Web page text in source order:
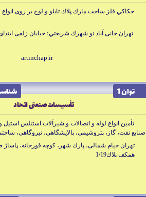
حكاكي فلز ساخت مارك پلاك تابلو و لوح بر روى انواع
تهران خانى آباد نو شهرك شريعتي؛ خيابان زلفى ابتداى
artinchap.ir
توان 1
شناسه
تأسيسات صنعتى اتحاد
تأمين انواع لوله و اتصالات و شيرآلات استنلس
صنايع نفت، گاز، پتروشيمى، پالايشگاهى، نيروگاهى،
ابزار دقيق
تهران خيام شمالى، پارك شهر، كوچه قورخانه، پاساژ
همكف پلاك1/19